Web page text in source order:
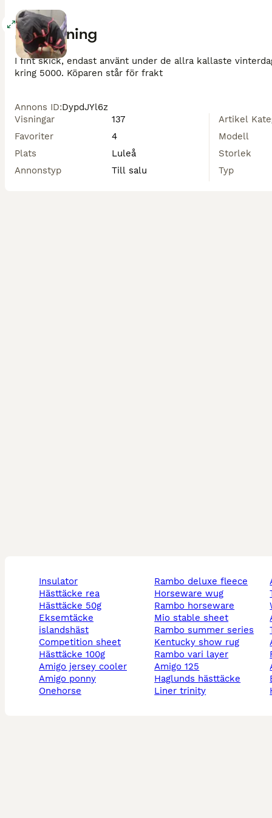
Förstora
Beskrivning
I fint skick, endast använt under de allra kallaste
Annons ID:DypdJYl6z
Visningar
137
Favoriter
4
Plats
Luleå
Annonstyp
Till salu
Artikel
Modell
Storlek
Typ
insulator
hästtäcke rea
hästtäcke 50g
eksemtäcke
islandshäst
competition sheet
hästtäcke 100g
amigo jersey cooler
amigo ponny
onehorse
rambo deluxe fleece
horseware wug
rambo horseware
mio stable sheet
rambo summer series
kentucky show rug
rambo vari layer
amigo 125
haglunds hästtäcke
liner trinity